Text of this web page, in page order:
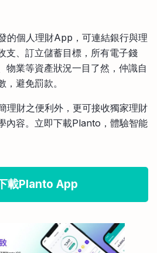
的個人理財App，可連結銀行與理
支、訂立儲蓄目標，所有電子錢
物業等資產狀況一目了然，仲識自
避免罰款。
理財之便利外，更可接收獨家理財
內容。立即下載Planto，體驗智能
載Planto App